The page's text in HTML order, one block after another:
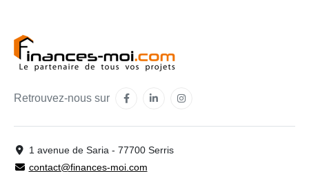
Retrouvez-nous sur
1 avenue de Saria - 77700 Serris
contact@finances-moi.com